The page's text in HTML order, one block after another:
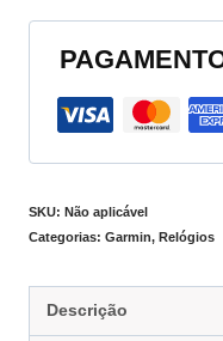
SKU: Não aplicável
Categorias: Garmin, Relógios
Descrição